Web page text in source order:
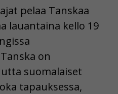
pelaa Tanskaa
lauantaina kello 19
on
suomalaiset
tapauksessa,